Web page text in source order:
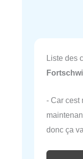
Liste des
- Car cest
donc ça